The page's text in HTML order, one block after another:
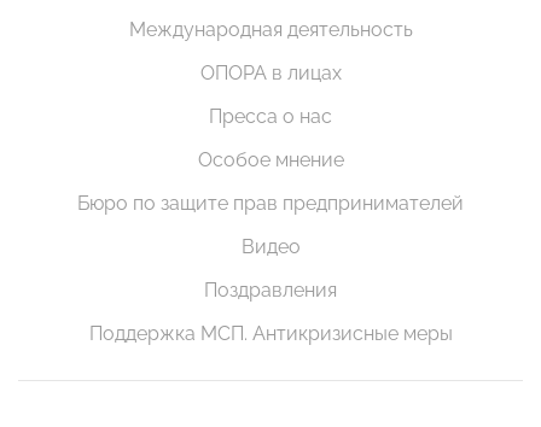
Международная деятельность
ОПОРА в лицах
Пресса о нас
Особое мнение
Бюро по защите прав предпринимателей
Видео
Поздравления
Поддержка МСП. Антикризисные меры